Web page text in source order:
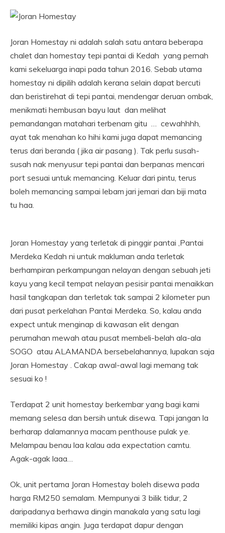
Joran Homestay ni adalah salah satu antara beberapa
chalet dan homestay tepi pantai di Kedah yang pernah
kami sekeluarga inapi pada tahun 2016. Sebab utama
homestay ni dipilih adalah kerana selain dapat bercuti
dan beristirehat di tepi pantai, mendengar deruan ombak,
menikmati hembusan bayu laut dan melihat
pemandangan matahari terbenam gitu … cewahhhh,
ayat tak menahan ko hihi kami juga dapat memancing
terus dari beranda ( jika air pasang ). Tak perlu susah-
susah nak menyusur tepi pantai dan berpanas mencari
port sesuai untuk memancing. Keluar dari pintu, terus
boleh memancing sampai lebam jari jemari dan biji mata
tu haa.
Joran Homestay yang terletak di pinggir pantai ,Pantai
Merdeka Kedah ni untuk makluman anda terletak
berhampiran perkampungan nelayan dengan sebuah jeti
kayu yang kecil tempat nelayan pesisir pantai menaikkan
hasil tangkapan dan terletak tak sampai 2 kilometer pun
dari pusat perkelahan Pantai Merdeka. So, kalau anda
expect untuk menginap di kawasan elit dengan
perumahan mewah atau pusat membeli-belah ala-ala
SOGO atau ALAMANDA bersebelahannya, lupakan saja
Joran Homestay . Cakap awal-awal lagi memang tak
sesuai ko !
Terdapat 2 unit homestay berkembar yang bagi kami
memang selesa dan bersih untuk disewa. Tapi jangan la
berharap dalamannya macam penthouse pulak ye.
Melampau benau laa kalau ada expectation camtu.
Agak-agak laaa…
Ok, unit pertama Joran Homestay boleh disewa pada
harga RM250 semalam. Mempunyai 3 bilik tidur, 2
daripadanya berhawa dingin manakala yang satu lagi
memiliki kipas angin. Juga terdapat dapur dengan